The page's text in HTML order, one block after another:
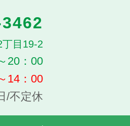
目19-2
20：00
14：00
/不定休